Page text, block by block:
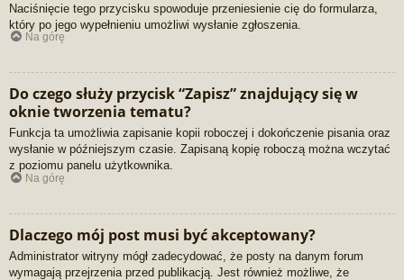
Naciśnięcie tego przycisku spowoduje przeniesienie cię do formularza,
który po jego wypełnieniu umożliwi wysłanie zgłoszenia.
Na górę
Do czego służy przycisk “Zapisz” znajdujący się w
oknie tworzenia tematu?
Funkcja ta umożliwia zapisanie kopii roboczej i dokończenie pisania oraz
wysłanie w późniejszym czasie. Zapisaną kopię roboczą można wczytać
z poziomu panelu użytkownika.
Na górę
Dlaczego mój post musi być akceptowany?
Administrator witryny mógł zadecydować, że posty na danym forum
wymagają przejrzenia przed publikacją. Jest również możliwe, że